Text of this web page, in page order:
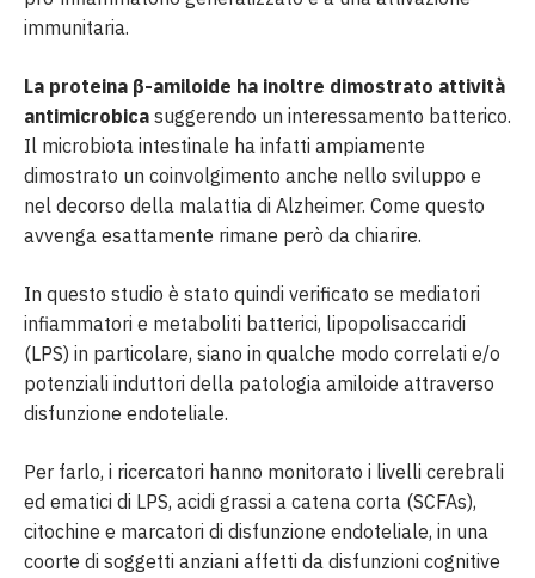
immunitaria.
La proteina β-amiloide ha inoltre dimostrato attività
antimicrobica suggerendo un interessamento batterico.
Il microbiota intestinale ha infatti ampiamente
dimostrato un coinvolgimento anche nello sviluppo e
nel decorso della malattia di Alzheimer. Come questo
avvenga esattamente rimane però da chiarire.
In questo studio è stato quindi verificato se mediatori
infiammatori e metaboliti batterici, lipopolisaccaridi
(LPS) in particolare, siano in qualche modo correlati e/o
potenziali induttori della patologia amiloide attraverso
disfunzione endoteliale.
Per farlo, i ricercatori hanno monitorato i livelli cerebrali
ed ematici di LPS, acidi grassi a catena corta (SCFAs),
citochine e marcatori di disfunzione endoteliale, in una
coorte di soggetti anziani affetti da disfunzioni cognitive